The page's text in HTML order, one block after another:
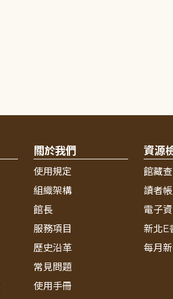
關於我們
使用規定
組織架構
館長
服務項目
歷史沿革
常見問題
使用手冊
資源
館藏
讀者
電子
新北E
每月